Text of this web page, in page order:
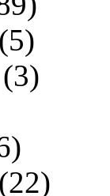
(5)
(3)
(22)